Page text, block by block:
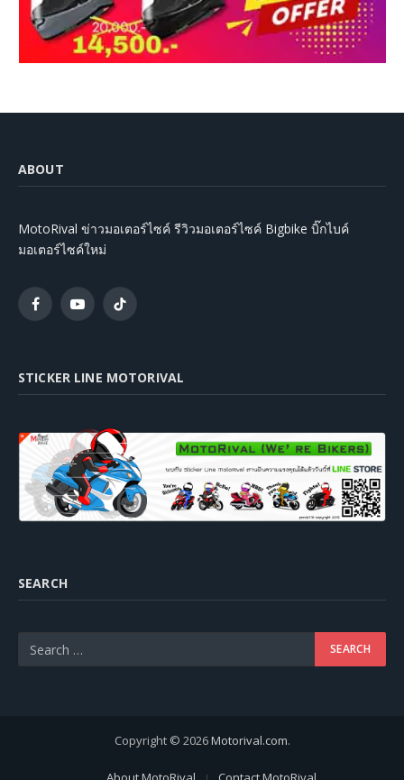
ABOUT
MotoRival ข่าวมอเตอร์ไซค์ รีวิวมอเตอร์ไซค์ Bigbike บิ๊กไบค์
มอเตอร์ไซค์ใหม่
FacebookYouTubeTikTok
STICKER LINE MOTORIVAL
SEARCH
Copyright © 2026Motorival.com.